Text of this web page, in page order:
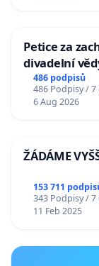
Petice za
divadelní
486 podpisů
486 Podpisy / 7
6 Aug 2026
ŽÁDÁME
153 711
343 Podpisy / 7
11 Feb 2025